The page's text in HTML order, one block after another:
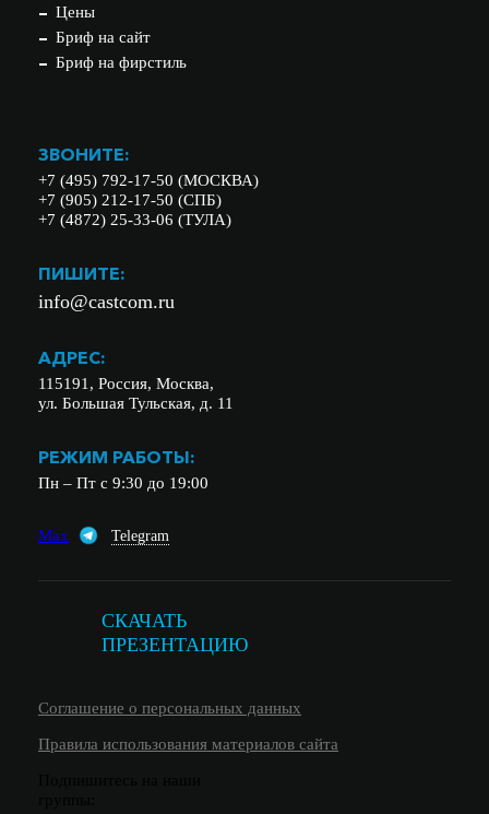
Цены
Бриф на сайт
Бриф на фирстиль
ЗВОНИТЕ:
+7 (495) 792-17-50 (МОСКВА)
+7 (905) 212-17-50 (СПБ)
+7 (4872) 25-33-06 (ТУЛА)
ПИШИТЕ:
info@castcom.ru
АДРЕС:
115191, Россия, Москва,
ул. Большая Тульская, д. 11
РЕЖИМ РАБОТЫ:
Пн – Пт с 9:30 до 19:00
Max Telegram
СКАЧАТЬ
ПРЕЗЕНТАЦИЮ
Соглашение о персональных данных
Правила использования материалов сайта